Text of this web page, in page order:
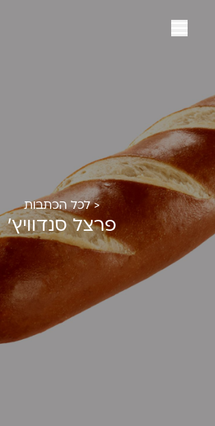
< לכל הכתבות
פרצל סנדוויץ'